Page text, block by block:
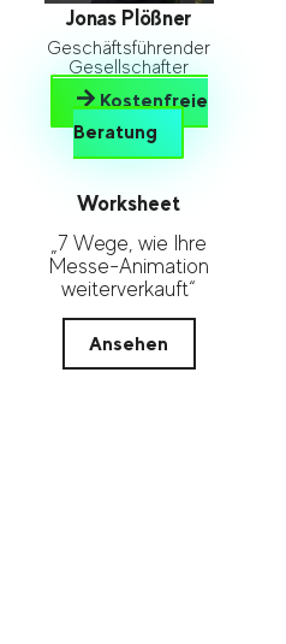
Jonas Plößner
Geschäftsführender
Gesellschafter
Kostenfreie
Beratung
Worksheet
„7 Wege, wie Ihre
Messe-Animation
weiterverkauft“
Ansehen